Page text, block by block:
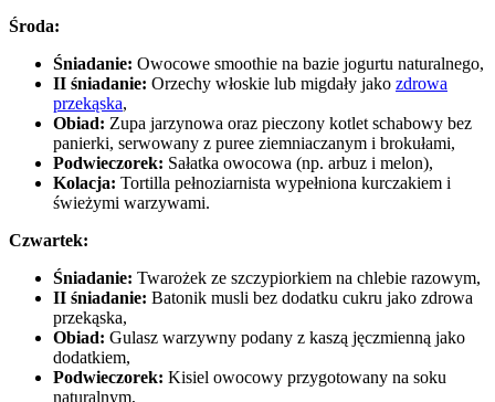
Środa:
Śniadanie: Owocowe smoothie na bazie jogurtu naturalnego,
II śniadanie: Orzechy włoskie lub migdały jako zdrowa
przekąska,
Obiad: Zupa jarzynowa oraz pieczony kotlet schabowy bez
panierki, serwowany z puree ziemniaczanym i brokułami,
Podwieczorek: Sałatka owocowa (np. arbuz i melon),
Kolacja: Tortilla pełnoziarnista wypełniona kurczakiem i
świeżymi warzywami.
Czwartek:
Śniadanie: Twarożek ze szczypiorkiem na chlebie razowym,
II śniadanie: Batonik musli bez dodatku cukru jako zdrowa
przekąska,
Obiad: Gulasz warzywny podany z kaszą jęczmienną jako
dodatkiem,
Podwieczorek: Kisiel owocowy przygotowany na soku
naturalnym,